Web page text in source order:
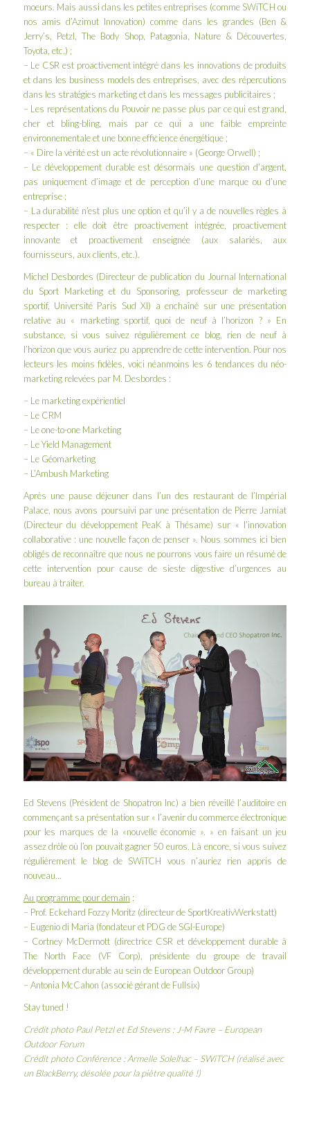
moeurs. Mais aussi dans les petites entreprises (comme SWiTCH ou
nos amis d’Azimut Innovation) comme dans les grandes (Ben &
Jerry’s
Petzl ,The Body Shop, Patagonia Nature & Découvertes
Toyota , etc.) ;
– Le CSR est proactivement intégré dans les innovations de produits
et dans les business models des entreprises, avec des répercutions
dans les stratégies marketing et dans les messages publicitaires ;
– Les représentations du Pouvoir ne passe plus par ce qui est grand,
cher et bling-bling, mais par ce qui a une faible empreinte
environnementale et une bonne efficience énergétique ;
– « Dire la vérité est un acte révolutionnaire » (George Orwell) ;
– Le développement durable est désormais une question d’argent,
pas uniquement d’image et de perception d’une marque ou d’une
entreprise ;
– La durabilité n’est plus une option et qu’il y a de nouvelles règles à
respecter : elle doit être proactivement intégrée, proactivement
innovante et proactivement enseignée (aux salariés, aux
fournisseurs, aux clients, etc.).
Michel Desbordes (Directeur de publication du Journal International
du Sport Marketing et du Sponsoring, professeur de marketing
sportif, Université Paris Sud XI) a enchaîné sur une présentation
relative au « marketing sportif, quoi de neuf à l’horizon ? » En
substance, si vous suivez régulièrement ce blog, rien de neuf à
l’horizon que vous auriez pu apprendre de cette intervention. Pour nos
lecteurs les moins fidèles, voici néanmoins les 6 tendances du néo-
marketing relevées par M. Desbordes :
– Le marketing expérientiel
– Le CRM
– Le one-to-one Marketing
– Le Yield Management
– Le Géomarketing
– L’Ambush Marketing
Après une pause déjeuner dans l’un des restaurant de l’Impérial
Palace, nous avons poursuivi par une présentation de Pierre Jarniat
(Directeur du développement PeaK à Thésame) sur « l’innovation
collaborative : une nouvelle façon de penser ». Nous sommes ici bien
obligés de reconnaître que nous ne pourrons vous faire un résumé de
cette intervention pour cause de sieste digestive d’urgences au
bureau à traiter.
Ed Stevens (Président de Shopatron Inc) a bien réveillé l’auditoire en
commençant sa présentation sur « l’avenir du commerce électronique
pour les marques de la «nouvelle économie ». » en faisant un jeu
assez drôle où l’on pouvait gagner 50 euros. Là encore, si vous suivez
régulièrement le blog de SWiTCH vous n’auriez rien appris de
nouveau…
Au programme pour demain :
– Prof. Eckehard Fozzy Moritz (directeur de SportKreativWerkstatt)
– Eugenio di Maria (fondateur et PDG de SGI-Europe)
– Cortney McDermott (directrice CSR et développement durable à
The North Face (VF Corp), présidente du groupe de travail
développement durable au sein de European Outdoor Group)
– Antonia McCahon (associé gérant de Fullsix)
Stay tuned !
Crédit photo Paul Petzl et Ed Stevens : J-M Favre– European
Outdoor Forum
Crédit photo Conférence : Armelle Solelhac – SWiTCH (réalisé avec
un BlackBerry, désolée pour la piètre qualité !)